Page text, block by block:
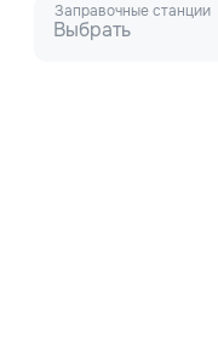
Заправочные станции
Выбрать